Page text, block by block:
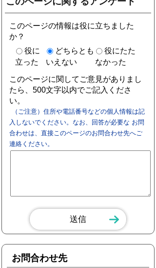
このページの情報は役に立ちました
か？
役に
立った
どちらとも
いえない
役にたた
なかった
このページに関してご意見がありまし
たら、500文字以内でご記入くださ
い。
（ご注意）住所や電話番号などの個人情報は記
入しないでください。なお、回答が必要な お問
合わせは、直接このページのお問合わせ先へご
連絡ください。
お問合わせ先